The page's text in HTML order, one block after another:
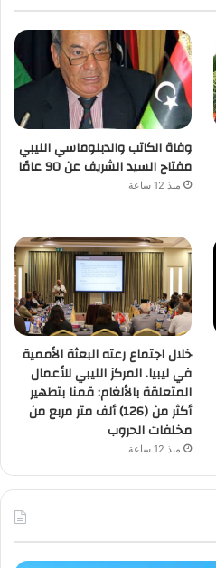
وفاة الكاتب والدبلوماسي الليبي
مفتاح السيد الشريف عن 90 عامًا
منذ 12 ساعة
خلال اجتماع رعته البعثة الأممية
في ليبيا. المركز الليبي للأعمال
المتعلقة بالألغام: قمنا بتطهير
أكثر من (126) ألف متر مربع من
مخلفات الحروب
منذ 12 ساعة